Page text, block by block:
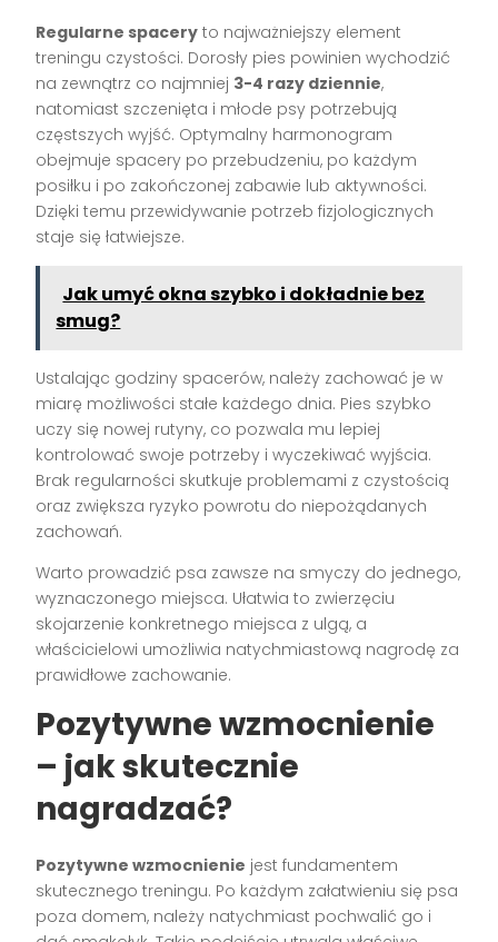
Regularne spacery to najważniejszy element
treningu czystości. Dorosły pies powinien wychodzić
na zewnątrz co najmniej 3-4 razy dziennie,
natomiast szczenięta i młode psy potrzebują
częstszych wyjść. Optymalny harmonogram
obejmuje spacery po przebudzeniu, po każdym
posiłku i po zakończonej zabawie lub aktywności.
Dzięki temu przewidywanie potrzeb fizjologicznych
staje się łatwiejsze.
Jak umyć okna szybko i dokładnie bez
smug?
Ustalając godziny spacerów, należy zachować je w
miarę możliwości stałe każdego dnia. Pies szybko
uczy się nowej rutyny, co pozwala mu lepiej
kontrolować swoje potrzeby i wyczekiwać wyjścia.
Brak regularności skutkuje problemami z czystością
oraz zwiększa ryzyko powrotu do niepożądanych
zachowań.
Warto prowadzić psa zawsze na smyczy do jednego,
wyznaczonego miejsca. Ułatwia to zwierzęciu
skojarzenie konkretnego miejsca z ulgą, a
właścicielowi umożliwia natychmiastową nagrodę za
prawidłowe zachowanie.
Pozytywne wzmocnienie
– jak skutecznie
nagradzać?
Pozytywne wzmocnienie jest fundamentem
skutecznego treningu. Po każdym załatwieniu się psa
poza domem, należy natychmiast pochwalić go i